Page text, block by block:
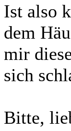
Ist also
dem
mir
sich
Bitte,